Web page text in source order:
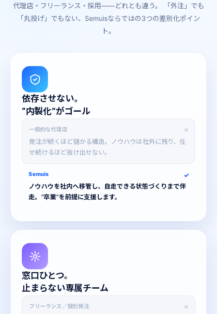
代理店・フリーランス・採用――どれとも違う。
「外注」でも
「丸投げ」でもない、Semuisならではの3つの差別化ポイン
ト。
依存させない。
“内製化”がゴール
一般的な代理店
発注が続くほど儲かる構造。ノウハウは社外に残り、任
せ続けるほど抜け出せない。
Semuis
ノウハウを社内へ移管し、自走できる状態づくりまで伴
走。“卒業”を前提に支援します。
窓口ひとつ。
止まらない専属チーム
フリーランス／個別発注